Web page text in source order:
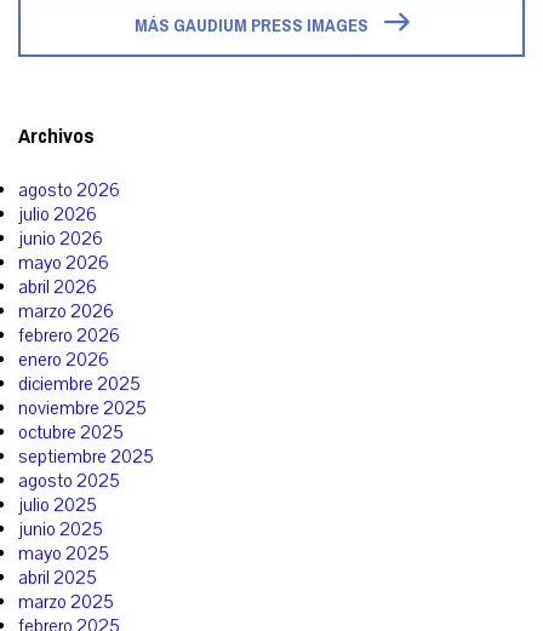
MÁS GAUDIUM PRESS IMAGES
Archivos
agosto 2026
julio 2026
junio 2026
mayo 2026
abril 2026
marzo 2026
febrero 2026
enero 2026
diciembre 2025
noviembre 2025
octubre 2025
septiembre 2025
agosto 2025
julio 2025
junio 2025
mayo 2025
abril 2025
marzo 2025
febrero 2025